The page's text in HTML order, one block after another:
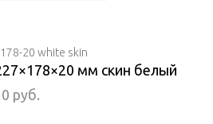
20 white skin
мм скин белый
0 руб.